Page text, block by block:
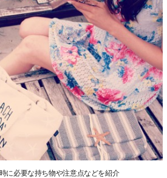
に必要な持ち物や注意点などを紹介